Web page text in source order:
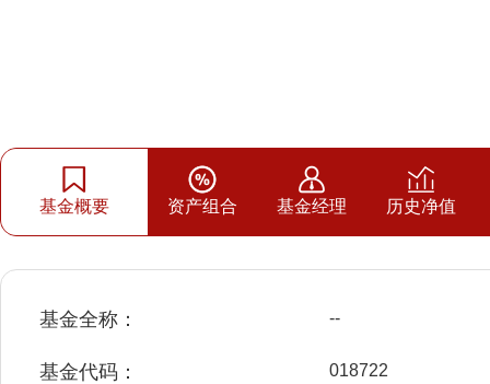
基金概要 资产组合 基金经理 历史净值
基金全称： --
基金代码： 018722